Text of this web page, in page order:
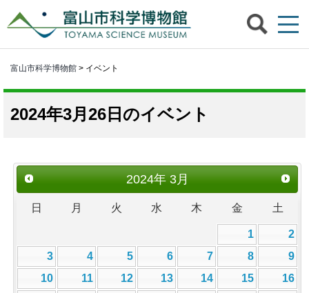
富山市科学博物館 > イベント
2024年3月26日のイベント
2024年3月
日 月 火 水 木 金 土
1
2
3
4 5 6 7 8
9
10
11 12 13 14 15
16